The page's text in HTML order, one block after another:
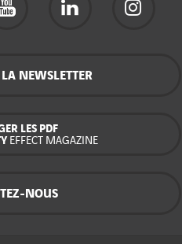
NEWSLETTER
LES PDF
EFFECT MAGAZINE
NOUS